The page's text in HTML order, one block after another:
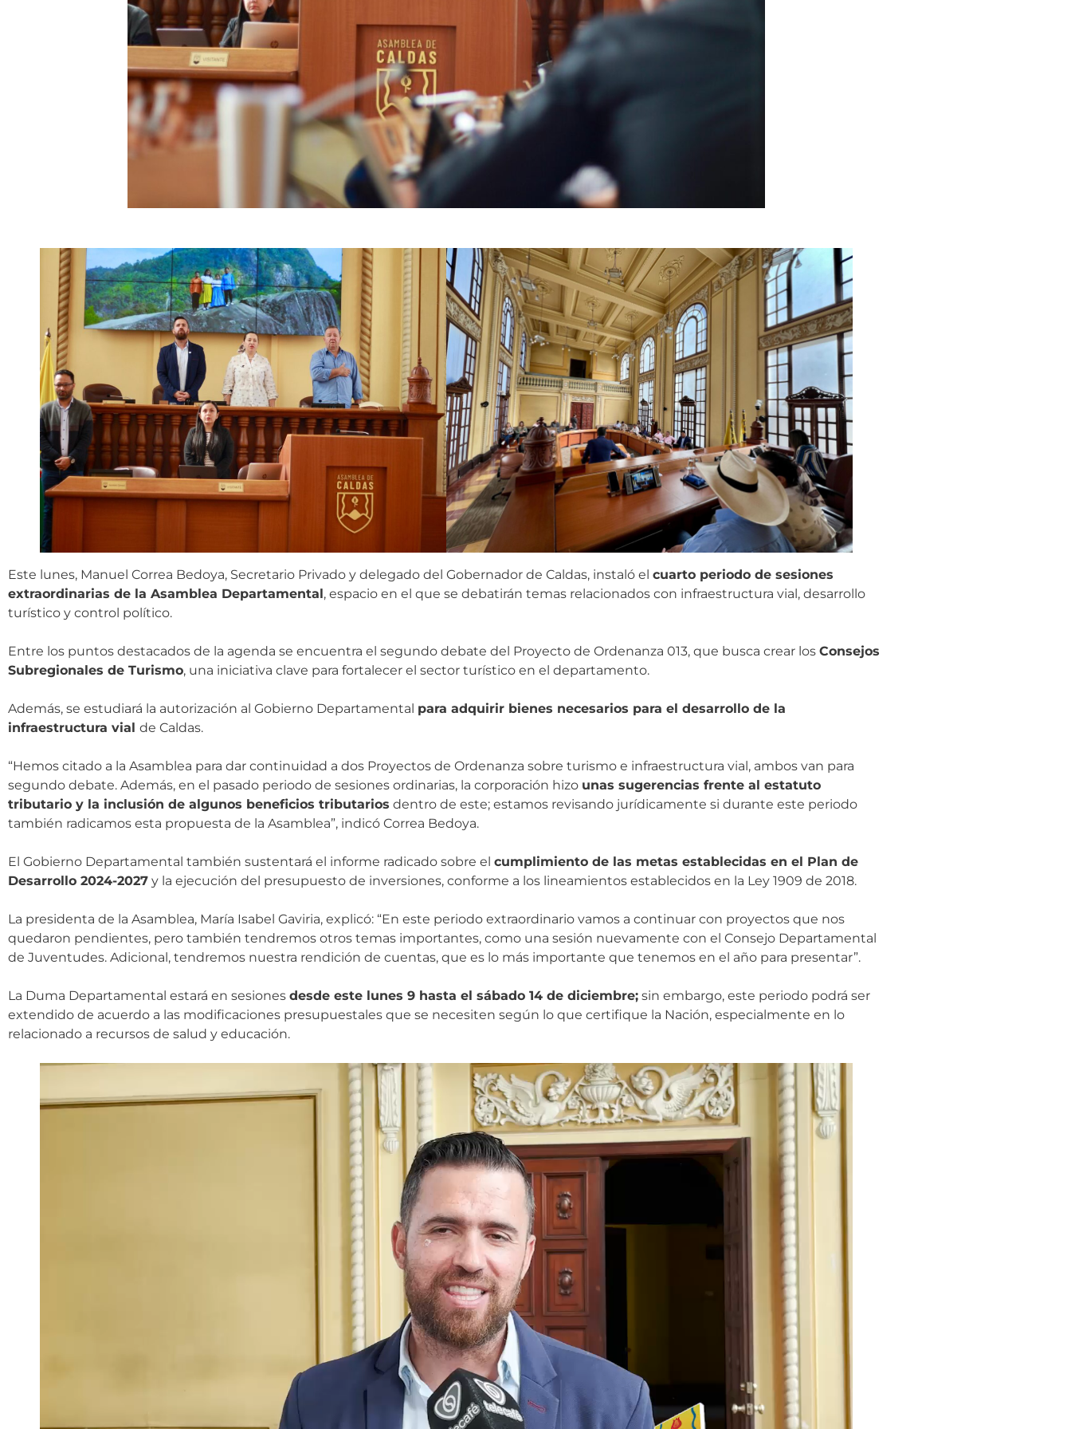
Este lunes, Manuel Correa Bedoya, Secretario Privado y delegado del Gobernador de Caldas, instaló el cuarto periodo de sesiones
extraordinarias de la Asamblea Departamental, espacio en el que se debatirán temas relacionados con infraestructura vial, desarrollo
turístico y control político.
Entre los puntos destacados de la agenda se encuentra el segundo debate del Proyecto de Ordenanza 013, que busca crear los Consejos
Subregionales de Turismo, una iniciativa clave para fortalecer el sector turístico en el departamento.
Además, se estudiará la autorización al Gobierno Departamental para adquirir bienes necesarios para el desarrollo de la
infraestructura vial de Caldas.
“Hemos citado a la Asamblea para dar continuidad a dos Proyectos de Ordenanza sobre turismo e infraestructura vial, ambos van para
segundo debate. Además, en el pasado periodo de sesiones ordinarias, la corporación hizo unas sugerencias frente al estatuto
tributario y la inclusión de algunos beneficios tributarios dentro de este; estamos revisando jurídicamente si durante este periodo
también radicamos esta propuesta de la Asamblea”, indicó Correa Bedoya.
El Gobierno Departamental también sustentará el informe radicado sobre el cumplimiento de las metas establecidas en el Plan de
Desarrollo 2024-2027 y la ejecución del presupuesto de inversiones, conforme a los lineamientos establecidos en la Ley 1909 de 2018.
La presidenta de la Asamblea, María Isabel Gaviria, explicó: “En este periodo extraordinario vamos a continuar con proyectos que nos
quedaron pendientes, pero también tendremos otros temas importantes, como una sesión nuevamente con el Consejo Departamental
de Juventudes. Adicional, tendremos nuestra rendición de cuentas, que es lo más importante que tenemos en el año para presentar”.
La Duma Departamental estará en sesiones desde este lunes 9 hasta el sábado 14 de diciembre; sin embargo, este periodo podrá ser
extendido de acuerdo a las modificaciones presupuestales que se necesiten según lo que certifique la Nación, especialmente en lo
relacionado a recursos de salud y educación.